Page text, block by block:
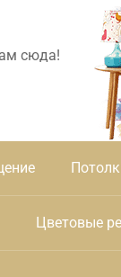
сюда!
Цветовые